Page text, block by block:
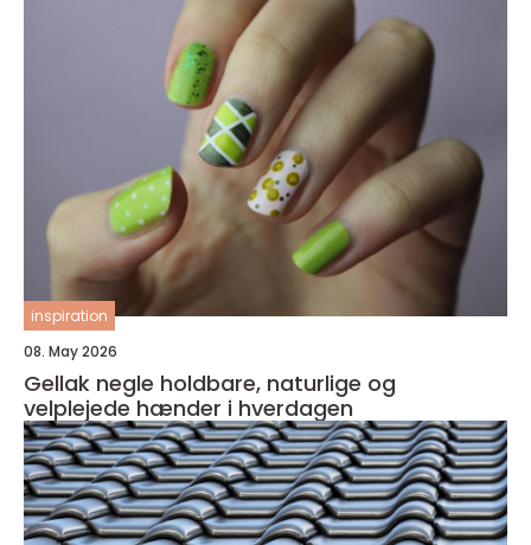
inspiration
08. May 2026
Gellak negle holdbare, naturlige og
velplejede hænder i hverdagen